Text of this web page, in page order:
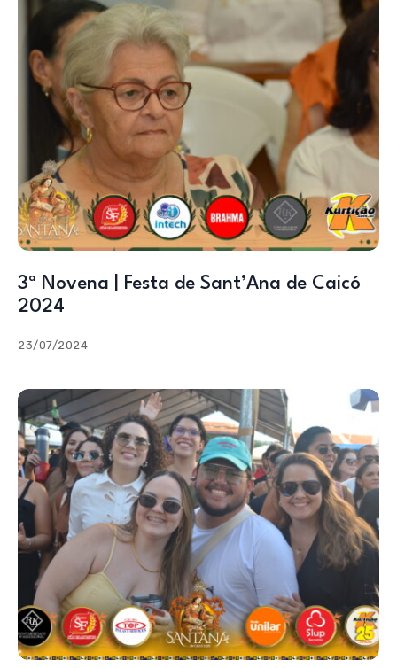
3ª Novena | Festa de Sant’Ana de Caicó
2024
23/07/2024